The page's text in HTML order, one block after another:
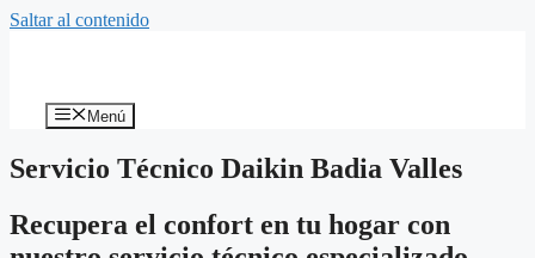
Saltar al contenido
Menú
Servicio Técnico Daikin Badia Valles
Recupera el confort en tu hogar con